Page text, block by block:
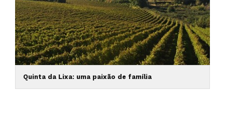
Quinta da Lixa: uma paixão de família